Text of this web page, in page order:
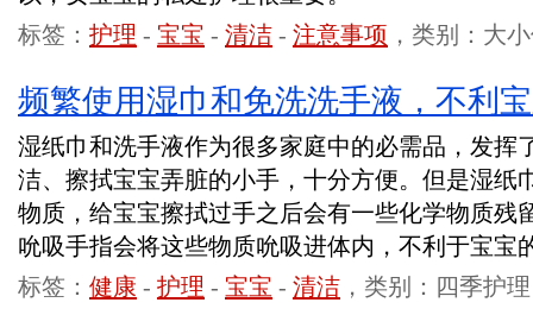
标签： 护理 - 宝宝 - 清洁 - 注意事项 ，类别：大
频繁使用湿巾和免洗洗手液，不利
湿纸巾和洗手液作为很多家庭中的必需品，发挥
洁、擦拭宝宝弄脏的小手，十分方便。但是湿纸
物质，给宝宝擦拭过手之后会有一些化学物质残
吮吸手指会将这些物质吮吸进体内，不利于宝宝
标签： 健康 - 护理 - 宝宝 - 清洁 ，类别：四季护理